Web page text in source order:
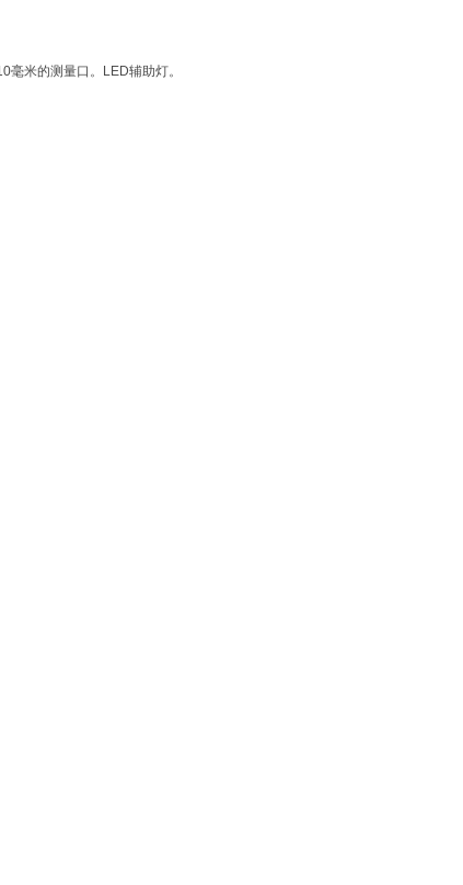
毫米的测量口。LED辅助灯。